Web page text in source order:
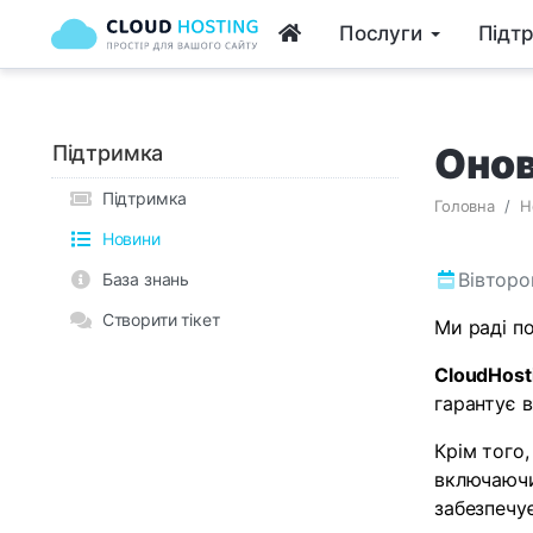
Послуги
Підтримка
Підтримка
Новини
База знань
Створити тікет
Головна
Ми раді
гарантує
Крім